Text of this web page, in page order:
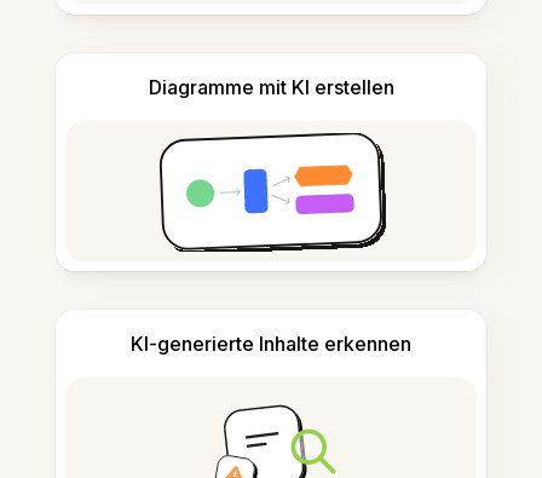
Diagramme mit KI erstellen
KI-generierte Inhalte erkennen